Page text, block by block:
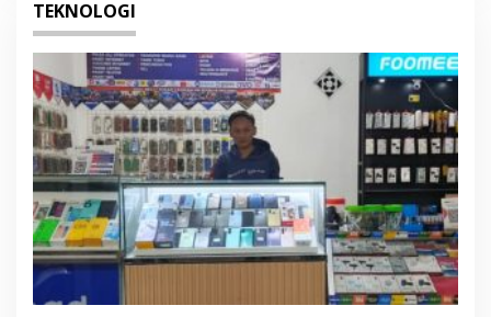
TEKNOLOGI